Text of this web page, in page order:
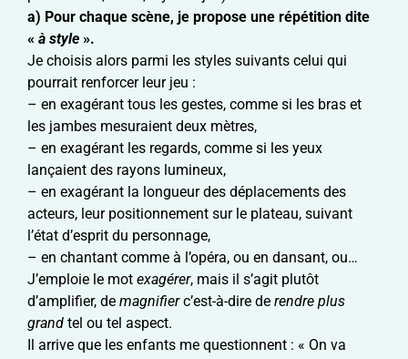
a) Pour chaque scène, je propose une répétition dite
« à style ».
Je choisis alors parmi les styles suivants celui qui
pourrait renforcer leur jeu :
– en exagérant tous les gestes, comme si les bras et
les jambes mesuraient deux mètres,
– en exagérant les regards, comme si les yeux
lançaient des rayons lumineux,
– en exagérant la longueur des déplacements des
acteurs, leur positionnement sur le plateau, suivant
l’état d’esprit du personnage,
– en chantant comme à l’opéra, ou en dansant, ou…
J’emploie le mot exagérer, mais il s’agit plutôt
d’amplifier, de magnifierc’est-à-dire de rendre plus
grand tel ou tel aspect.
Il arrive que les enfants me questionnent : « On va